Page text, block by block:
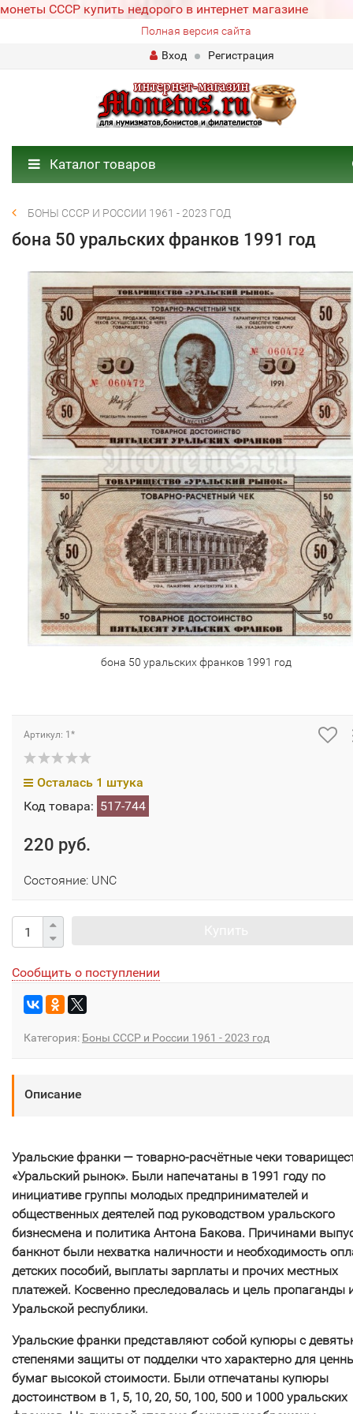
монеты СССР купить недорого в интернет магазине
Полная версия сайта
Вход
Регистрация
Каталог товаров
БОНЫ СССР И РОССИИ 1961 - 2023 ГОД
бона 50 уральских франков 1991 год
бона 50 уральских франков 1991 год
Артикул: 1*
Осталась 1 штука
Код товара: 517-744
220 руб.
Состояние: UNC
Сообщить о поступлении
Категория: Боны СССР и России 1961 - 2023 год
Описание
Уральские франки — товарно-расчётные чеки
«Уральский рынок». Были напечатаны в 1991 году по
инициативе группы молодых предпринимателей и
общественных деятелей под руководством уральского
бизнесмена и политика Антона Бакова. Причинами
банкнот были нехватка наличности и необходимость
детских пособий, выплаты зарплаты и прочих местных
платежей. Косвенно преследовалась и цель пропаганды
Уральской республики.
Уральские франки представляют собой купюры с
степенями защиты от подделки что характерно для
бумаг высокой стоимости. Были отпечатаны купюры
достоинством в 1, 5, 10, 20, 50, 100, 500 и 1000 уральских